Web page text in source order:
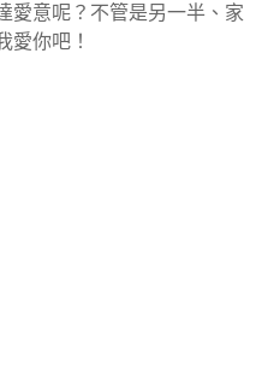
愛意呢？不管是另一半、家
愛你吧！